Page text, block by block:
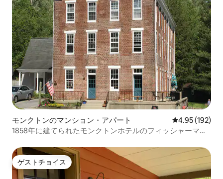
モンクトンのマンション・アパート レビュー192
4.95 (192)
1858年に建てられたモンクトンホテルのフィッシャーマン
ゲストチョイス
ゲストチョイス